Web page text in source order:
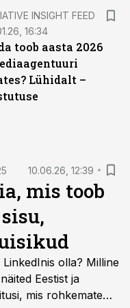
INSIGHT FEED
16:34
toob aasta 2026
Lühidalt –
10.06.26, 12:39
mis toob
olla? Milline
Eestist ja
mis rohkemate